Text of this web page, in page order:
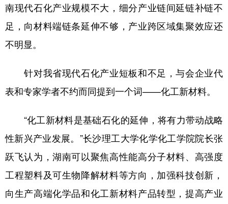
南现代石化产业规模不大，细分产业链间延链补链不
足，向材料端链条延伸不够，产业跨区域集聚效应还
不明显。
针对我省现代石化产业短板和不足，与会企业代
表和专家学者不约而同提到一个词——化工新材料。
“化工新材料是基础石化的延伸，将有力带动战略
性新兴产业发展。”长沙理工大学化学化工学院院长张
跃飞认为，湖南可以聚焦高性能高分子材料、高强度
工程塑料及可生物降解材料等方向，加强科技创新，
向生产高端化学品和化工新材料产品转型，提高产业